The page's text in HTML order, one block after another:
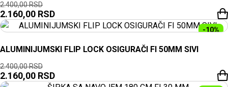
2.400,00RSD
2.160,00 RSD
-10%
ALUMINIJUMSKI FLIP LOCK OSIGURAČI FI 50MM SIVI
2.400,00RSD
2.160,00 RSD